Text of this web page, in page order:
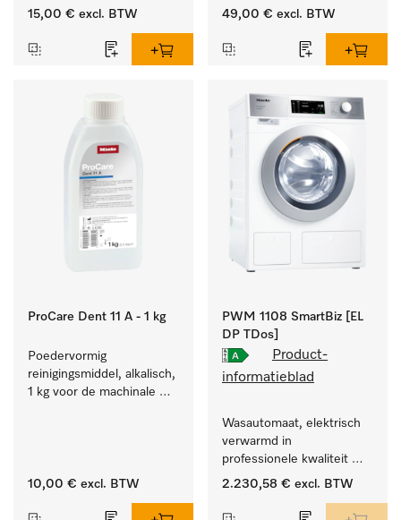
transmissie-instrumenten.
15,00 € excl. BTW
tandheelkundige
49,00 € excl. BTW
ProCare Dent 11 A - 1 kg
Poedervormig
reinigingsmiddel, alkalisch,
1 kg voor de machinale
10,00 € excl. BTW
PWM 1108 SmartBiz [EL
DP TDos]
Product-
informatieblad
Wasautomaat, elektrisch
verwarmd in
professionele kwaliteit
met een programmaduur
dosering.
2.230,58 € excl. BTW